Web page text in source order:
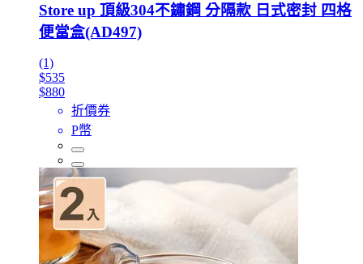
Store up 頂級304不鏽鋼 分隔款 日式密封 四格
便當盒(AD497)
(1)
$535
$880
折價券
P幣